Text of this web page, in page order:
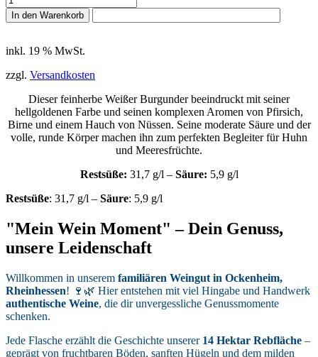
Burgunder
feinherb
Menge
In den Warenkorb
inkl. 19 % MwSt.
zzgl. Versandkosten
Dieser feinherbe Weißer Burgunder beeindruckt mit seiner
hellgoldenen Farbe und seinen komplexen Aromen von Pfirsich,
Birne und einem Hauch von Nüssen. Seine moderate Säure und der
volle, runde Körper machen ihn zum perfekten Begleiter für Huhn
und Meeresfrüchte.
Restsüße: 31,7 g/l – Säure: 5,9 g/l
Restsüße: 31,7 g/l – Säure: 5,9 g/l
"Mein Wein Moment" – Dein Genuss,
unsere Leidenschaft
Willkommen in unserem familiären Weingut in Ockenheim,
Rheinhessen! 🍷🌿 Hier entstehen mit viel Hingabe und Handwerk
authentische Weine, die dir unvergessliche Genussmomente
schenken.
Jede Flasche erzählt die Geschichte unserer 14 Hektar Rebfläche –
geprägt von fruchtbaren Böden, sanften Hügeln und dem milden